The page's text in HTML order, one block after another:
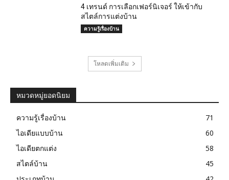
4 เทรนด์ การเลือกเฟอร์นิเจอร์ ให้เข้ากับ
สไตล์การแต่งบ้าน
ความรู้เรื่องบ้าน
โหลดเพิ่มเติม
หมวดหมู่ยอดนิยม
ความรู้เรื่องบ้าน
71
ไอเดียแบบบ้าน
60
ไอเดียตกแต่ง
58
สไตล์บ้าน
45